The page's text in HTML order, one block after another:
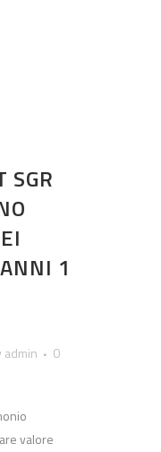
SGR
1
admin
0
valore